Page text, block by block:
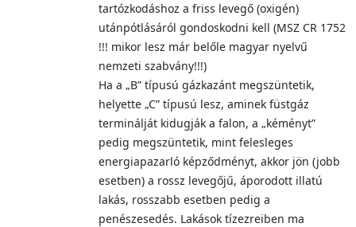
tartózkodáshoz a friss levegő (oxigén)
utánpótlásáról gondoskodni kell (MSZ CR 1752
!!! mikor lesz már belőle magyar nyelvű
nemzeti szabvány!!!)
Ha a „B” típusú gázkazánt megszüntetik,
helyette „C” típusú lesz, aminek füstgáz
terminálját kidugják a falon, a „kéményt”
pedig megszüntetik, mint felesleges
energiapazarló képződményt, akkor jön (jobb
esetben) a rossz levegőjű, áporodott illatú
lakás, rosszabb esetben pedig a
penészesedés. Lakások tízezreiben ma